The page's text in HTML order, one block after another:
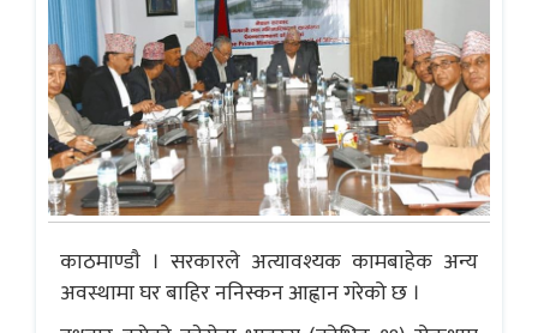
काठमाण्डाै । सरकारले अत्यावश्यक कामबाहेक अन्य
अवस्थामा घर बाहिर ननिस्कन आह्वान गरेको छ ।